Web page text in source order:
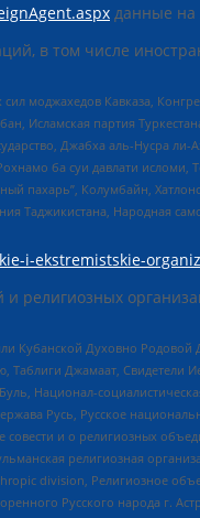
данные на
в том числе
Кавказа,
Исламская партия
Джабха аль-Нусра
ба суи давлати
пахарь”, Колумбайн,
Таджикистана, Народная
i-ekstremistskie-
религиозных
Кубанской Духовно
Джамаат, Свидетели
Национал-
Русь, Русское
и о религиозных
религиозная
division, Религиозное
Русского народа г.